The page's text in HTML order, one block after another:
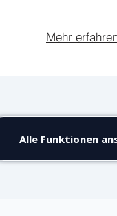
Mehr
Alle Funktionen